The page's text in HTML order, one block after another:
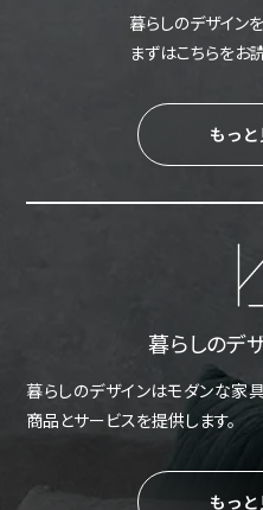
暮らしのデザイン
まずはこちらをお
もっと
暮らしのデ
暮らしのデザインはモダンな家
商品とサービスを提供します。
もっと